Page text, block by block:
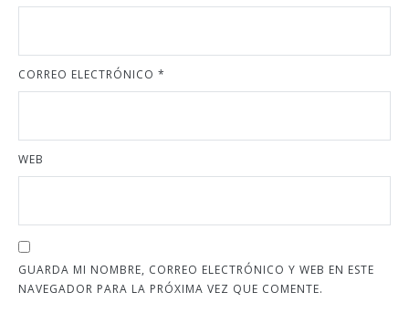
CORREO ELECTRÓNICO *
WEB
GUARDA MI NOMBRE, CORREO ELECTRÓNICO Y WEB EN ESTE
NAVEGADOR PARA LA PRÓXIMA VEZ QUE COMENTE.